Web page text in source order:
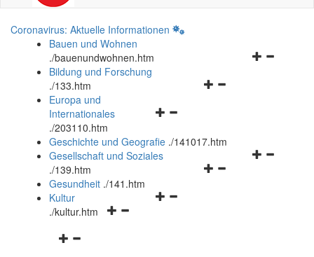
Coronavirus: Aktuelle Informationen
Bauen und Wohnen
./bauenundwohnen.htm
Navigationsmenü
Bildung und Forschung
./133.htm
Navigationsmenü
und
schließen
Europa und
Internationales
./203110.htm
Geschichte und Geografie ./141017.htm
Navigationsmenü
Gesellschaft und Soziales
./139.htm
Navigationsmenü
Gesundheit ./141.htm
Navigationsmenü
Kultur
./kultur.htm
Navigationsmenü